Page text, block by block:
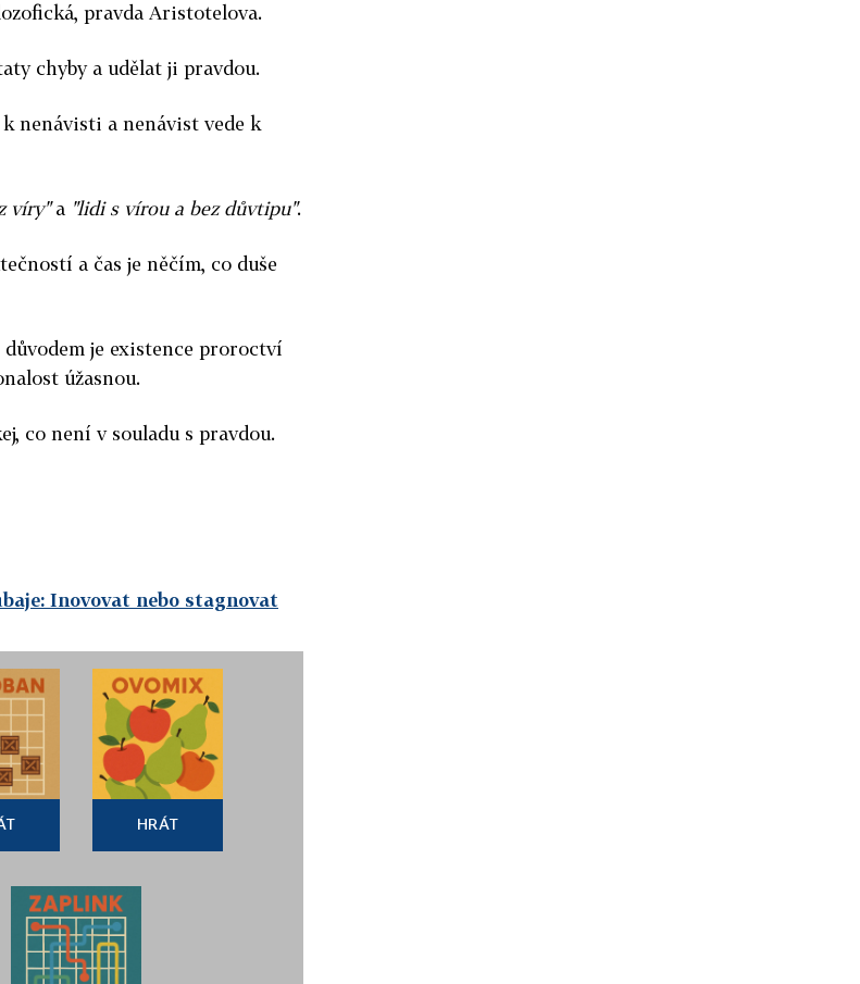
pravda Aristotelova.
chyby a udělat ji pravdou.
nenávisti a nenávist vede k
víry"a "lidi s vírou a bez důvtipu".
a čas je něčím, co duše
důvodem je existence proroctví
úžasnou.
co není v souladu s pravdou.
Inovovat nebo stagnovat
HRÁT